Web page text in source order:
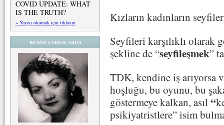
COVID UPDATE: WHAT
IS THE TRUTH?
» Yazıyı okumak için tıklayın
BENİM ŞARKILARIM
Kızların kadınların
Seyfileri karşılıklı olarak
şekline de “seyfileşmek”
TDK, kendine iş arıyorsa
hoşluğu, bu oyunu, bu
göstermeye kalkan, asıl“
psikiyatristlere” isim